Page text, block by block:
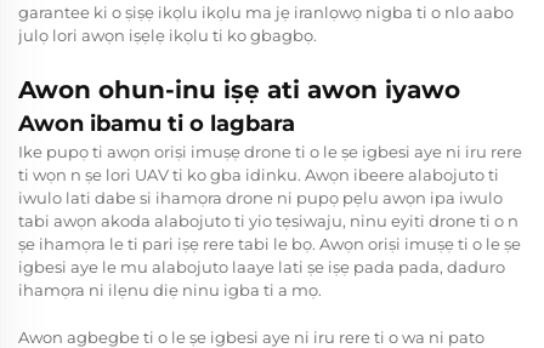
garantee ki o ṣiṣẹ ikọlu ikọlu ma jẹ iranlọwọ nigba ti o nlo aabo
julọ lori awọn iṣẹlẹ ikọlu ti ko gbagbọ.
Awon ohun-inu iṣẹ ati awon iyawo
Awon ibamu ti o lagbara
Ike pupọ ti awọn oriṣi imuṣẹ drone ti o le ṣe igbesi aye ni iru rere
ti wọn n ṣe lori UAV ti ko gba idinku. Awọn ibeere alabojuto ti
iwulo lati dabe si ihamọra drone ni pupọ pẹlu awọn ipa iwulo
tabi awọn akoda alabojuto ti yio tẹsiwaju, ninu eyiti drone ti o n
ṣe ihamọra le ti pari iṣẹ rere tabi le bọ. Awọn oriṣi imuṣẹ ti o le ṣe
igbesi aye le mu alabojuto laaye lati ṣe iṣẹ pada pada, daduro
ihamọra ni ilẹnu diẹ ninu igba ti a mọ.
Awon agbegbe ti o le ṣe igbesi aye ni iru rere ti o wa ni pato